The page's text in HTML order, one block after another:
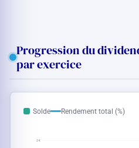
Progression du
par exercice
Solde Rendement total (%)
2 €